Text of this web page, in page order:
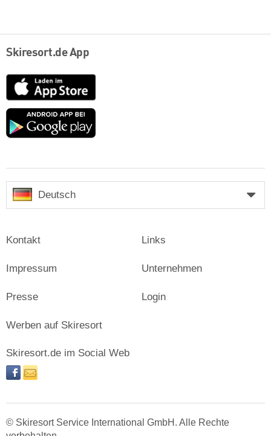
Skiresort.de App
App
Store
Google
Deutsch
Kontakt
Impressum
Presse
Links
Unternehmen
Login
Werben auf Skiresort
Skiresort.de im Social Web
facebooknewsletter
© Skiresort Service International GmbH. Alle Rechte